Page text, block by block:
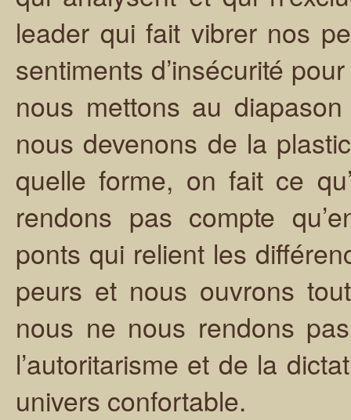
leader qui fait vibrer nos
sentiments d’insécurité
nous mettons au
nous devenons de la
quelle forme, on fait ce
rendons pas compte
ponts qui relient les
peurs et nous ouvrons
nous ne nous rendons
l’autoritarisme et de la
univers confortable.